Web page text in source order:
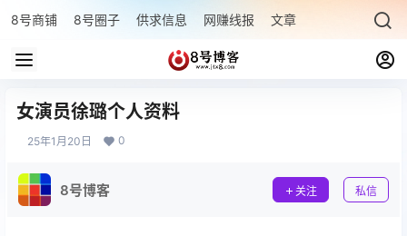
8号商铺 8号圈子 供求信息 网赚线报 文章专题 最新文章
女演员徐璐个人资料
25年1月20日 0
8号博客 关注 私信